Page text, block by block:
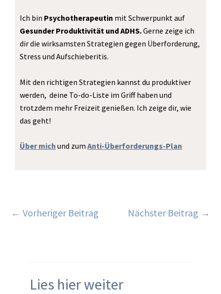
u
b
a
g
a
k
e
d
n
Ich bin Psychotherapeutin mit Schwerpunkt auf
Gesunder Produktivität und ADHS.Gerne zeige ich
dir die wirksamsten Strategien gegen Überforderung,
Stress und Aufschieberitis.
Mit den richtigen Strategien kannst du produktiver
werden, deine To-do-Liste im Griff haben und
trotzdem mehr Freizeit genießen. Ich zeige dir, wie
das geht!
Über mich und zum Anti-Überforderungs-Plan
← Vorheriger Beitrag Nächster Beitrag →
Lies hier weiter